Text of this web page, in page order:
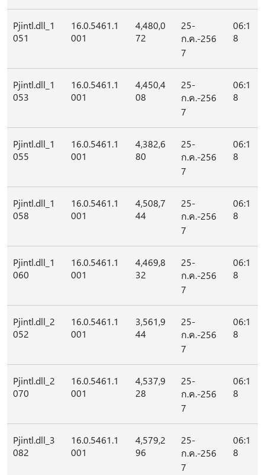
Pjintl.dll_1
051
16.0.5461.1
001
4,480,0
72
25-
ก.ค.-256
7
06:1
8
Pjintl.dll_1
053
16.0.5461.1
001
4,450,4
08
25-
ก.ค.-256
7
06:1
8
Pjintl.dll_1
055
16.0.5461.1
001
4,382,6
80
25-
ก.ค.-256
7
06:1
8
Pjintl.dll_1
058
16.0.5461.1
001
4,508,7
44
25-
ก.ค.-256
7
06:1
8
Pjintl.dll_1
060
16.0.5461.1
001
4,469,8
32
25-
ก.ค.-256
7
06:1
8
Pjintl.dll_2
052
16.0.5461.1
001
3,561,9
44
25-
ก.ค.-256
7
06:1
8
Pjintl.dll_2
070
16.0.5461.1
001
4,537,9
28
25-
ก.ค.-256
7
06:1
8
Pjintl.dll_3
082
16.0.5461.1
001
4,579,2
96
25-
ก.ค.-256
7
06:1
8